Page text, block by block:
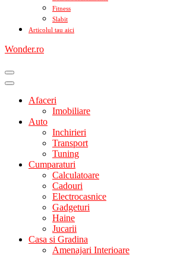
Fitness
Slabit
Articolul tau aici
Wonder.ro
Afaceri
Imobiliare
Auto
Inchirieri
Transport
Tuning
Cumparaturi
Calculatoare
Cadouri
Electrocasnice
Gadgeturi
Haine
Jucarii
Casa si Gradina
Amenajari Interioare